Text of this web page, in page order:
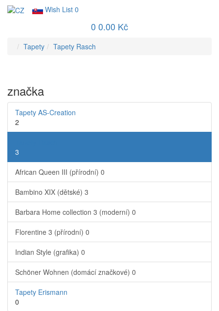
Wish List 0
0 0.00 Kč
Tapety Tapety Rasch
značka
Tapety AS-Creation
2
3
African Queen III (přírodní) 0
Bambino XIX (dětské) 3
Barbara Home collection 3 (moderní) 0
Florentine 3 (přírodní) 0
Indian Style (grafika) 0
Schöner Wohnen (domácí značkové) 0
Tapety Erismann
0